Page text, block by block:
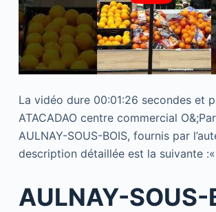
La vidéo dure 00:01:26 secondes et
ATACADAO centre commercial
AULNAY-SOUS-BOIS, fournis par
description détaillée est la suivante :«
AULNAY-SOUS-